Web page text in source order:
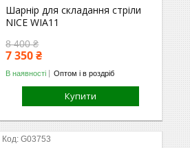
Шарнір для складання стріли
NICE WIA11
8 400 ₴
7 350 ₴
В наявності Оптом і в роздріб
Купити
G03753